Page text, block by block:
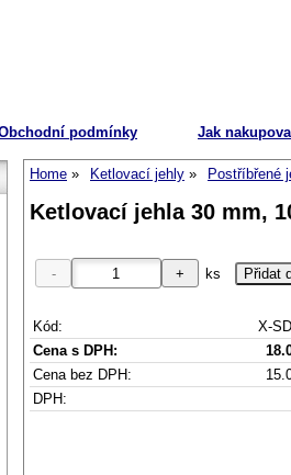
podmínky Jak
Home Ketlovací jehly Postříbřené
Ketlovací jehla 30 mm,
ks
Kód:
X-
Cena s DPH:
Cena bez DPH:
DPH: